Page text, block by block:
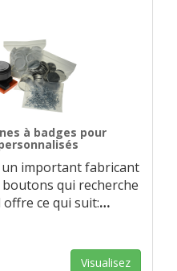
à badges pour
important fabricant
qui recherche
ce qui suit:…
Visualisez